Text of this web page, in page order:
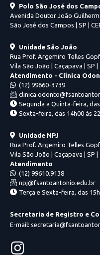
Polo São José dos
Avenida Doutor João
São José dos Campos | SP |
Unidade São João
Rua Prof. Argemiro Telles
Vila São João | Caçapava | SP |
Atendimento - Clínica
(12) 99660-3739
Segunda a Quinta-feira,
Sexta-feira, das 14h00 às
Unidade NPJ
Rua Prof. Argemiro Telles
Vila São João | Caçapava | SP |
Atendimento
(12) 99610.9138
npj@fsantoantonio.edu.br
Terça e Sexta-feira, das
Secretaria de Registro e
E-mail: